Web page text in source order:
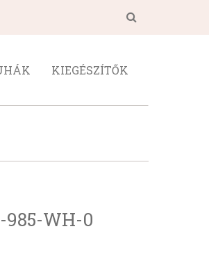
KIEGÉSZÍTŐK
985-WH-0